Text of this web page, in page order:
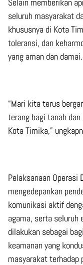
seluruh masyarakat
khususnya di Kota
toleransi, dan
yang aman dan damai.
“Mari kita terus
terang bagi tanah
Kota Timika,”
Pelaksanaan
mengedepankan
komunikasi aktif
agama, serta seluruh
dilakukan sebagai
keamanan yang
masyarakat terhadap